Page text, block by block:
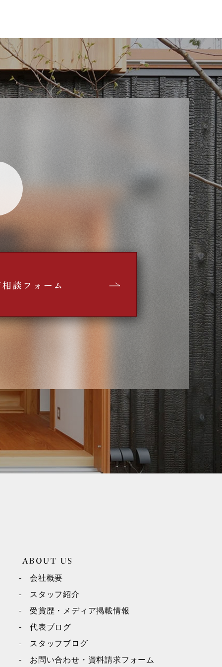
会社概要
スタッフ紹介
受賞歴・メディア掲載情報
代表ブログ
スタッフブログ
お問い合わせ・資料請求フォーム